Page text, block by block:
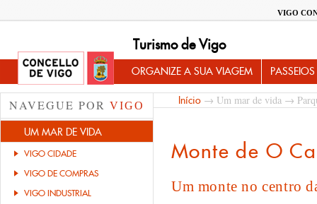
VIGO
Turismo de Vigo
ORGANIZE A SUA VIAGEM
NAVEGUE POR VIGO
UM MAR DE VIDA
VIGO CIDADE
VIGO DE COMPRAS
VIGO INDUSTRIAL
Início → Um mar de vida →
Monte de O
Um monte no centro